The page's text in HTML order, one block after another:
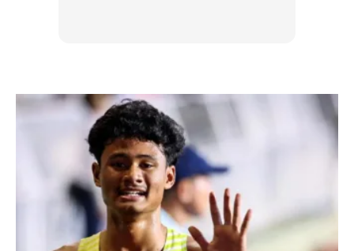
“Saya memang tak pernah menghadiri apa-apa kursus
menggunting rambut. Jadi saya cuba menggunakan
YouTube sebagai rujukan dan Alhamdulillah, banyak
pelanggan saya memberi respons positif.
“Pada mulanya, saya hanya cuba menggunting rambut
kawan-kawan saya sehinggalah ke hari ini dan saya juga
ada pelanggan tetap,” katanya ketika ditemui pada